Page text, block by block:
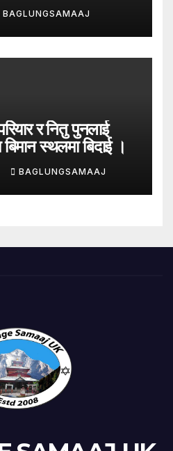
BAGLUNGSAMAAJ
र नितु पुनलाई
स्थलमा बिदाई ।
BAGLUNGSAMAAJ